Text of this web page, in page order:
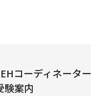
コーディネーター
験案内